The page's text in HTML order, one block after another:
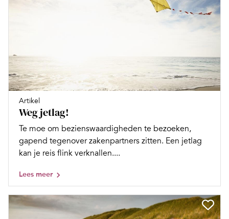
Artikel
Weg jetlag!
Te moe om bezienswaardigheden te bezoeken,
gapend tegenover zakenpartners zitten. Een jetlag
kan je reis flink verknallen....
Lees meer